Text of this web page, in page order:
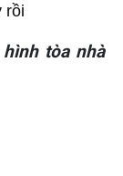
rồi
tòa nhà